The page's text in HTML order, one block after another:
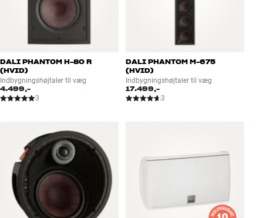
DALI PHANTOM H-80 R
(HVID)
Indbygningshøjtaler til væg
4.499,-
3
DALI PHANTOM M-675
(HVID)
Indbygningshøjtaler til væg
17.499,-
3